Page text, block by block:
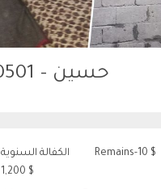
حسين – 30501
الكفالة السنوية
1,200 $
Remains-10 $